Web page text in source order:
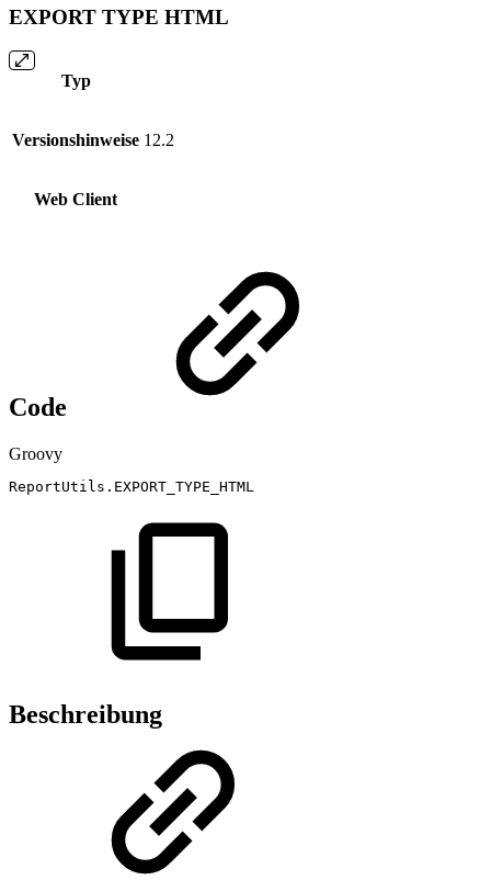
EXPORT TYPE HTML
Typ
Versionshinweise 12.2
Web Client
Code
Groovy
ReportUtils . EXPORT_TYPE_HTML
Beschreibung